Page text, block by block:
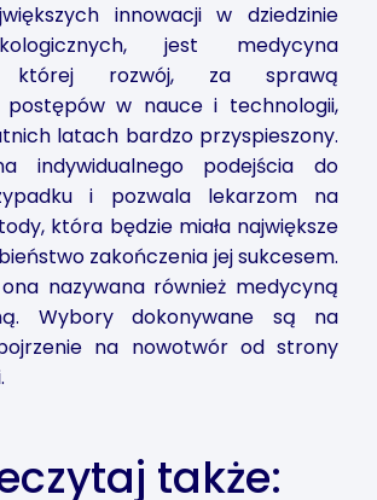
innowacji w dziedzinie
jest medycyna
której rozwój, za sprawą
postępów w nauce i technologii,
latach bardzo przyspieszony.
indywidualnego podejścia do
i pozwala lekarzom na
która będzie miała największe
zakończenia jej sukcesem.
nazywana również medycyną
Wybory dokonywane są na
na nowotwór od strony
także: